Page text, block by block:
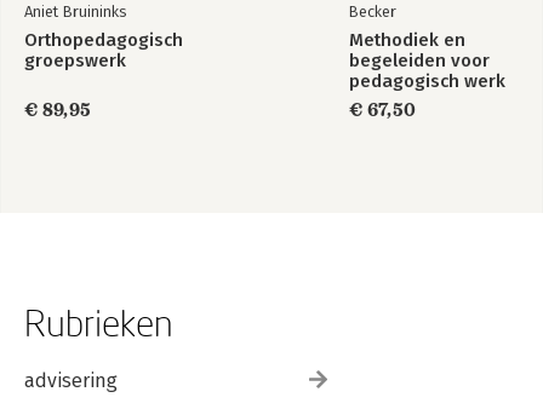
Aniet Bruininks
Orthopedagogisch
groepswerk
€ 89,95
Becker
Methodiek en
begeleiden voor
pedagogisch werk
(combi)
€ 67,50
Rubrieken
advisering